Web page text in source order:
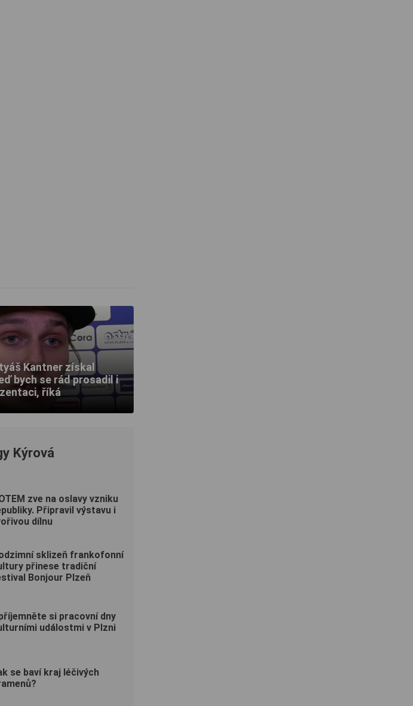
Kantner získal
bych se rád prosadil i
říká
Kýrová
zve na oslavy vzniku
Připravil výstavu i
dílnu
sklizeň frankofonní
přinese tradiční
Bonjour Plzeň
si pracovní dny
událostmi v Plzni
se baví kraj léčivých